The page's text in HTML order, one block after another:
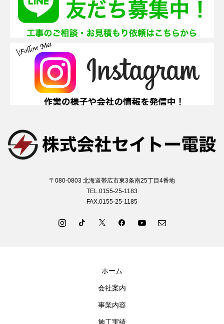
〒080-0803 北海道帯広市東3条南25丁目4番地
TEL.0155-25-1183
FAX.0155-25-1185
ホーム
会社案内
事業内容
施工実績